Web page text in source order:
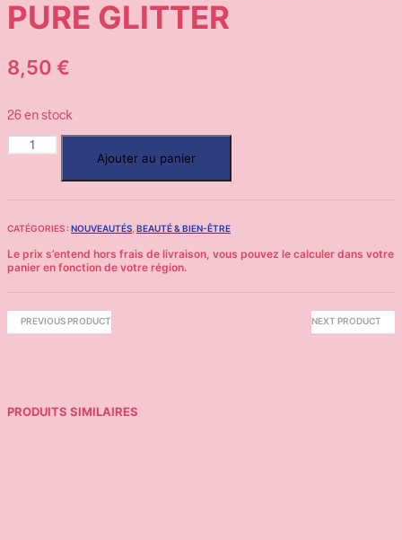
PURE GLITTER
8,50 €
26 en stock
Ajouter au panier
CATÉGORIES : NOUVEAUTÉS, BEAUTÉ & BIEN-ÊTRE
PREVIOUS PRODUCT NEXT PRODUCT
PRODUITS SIMILAIRES